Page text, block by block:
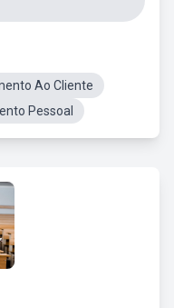
Ao Cliente
Pessoal